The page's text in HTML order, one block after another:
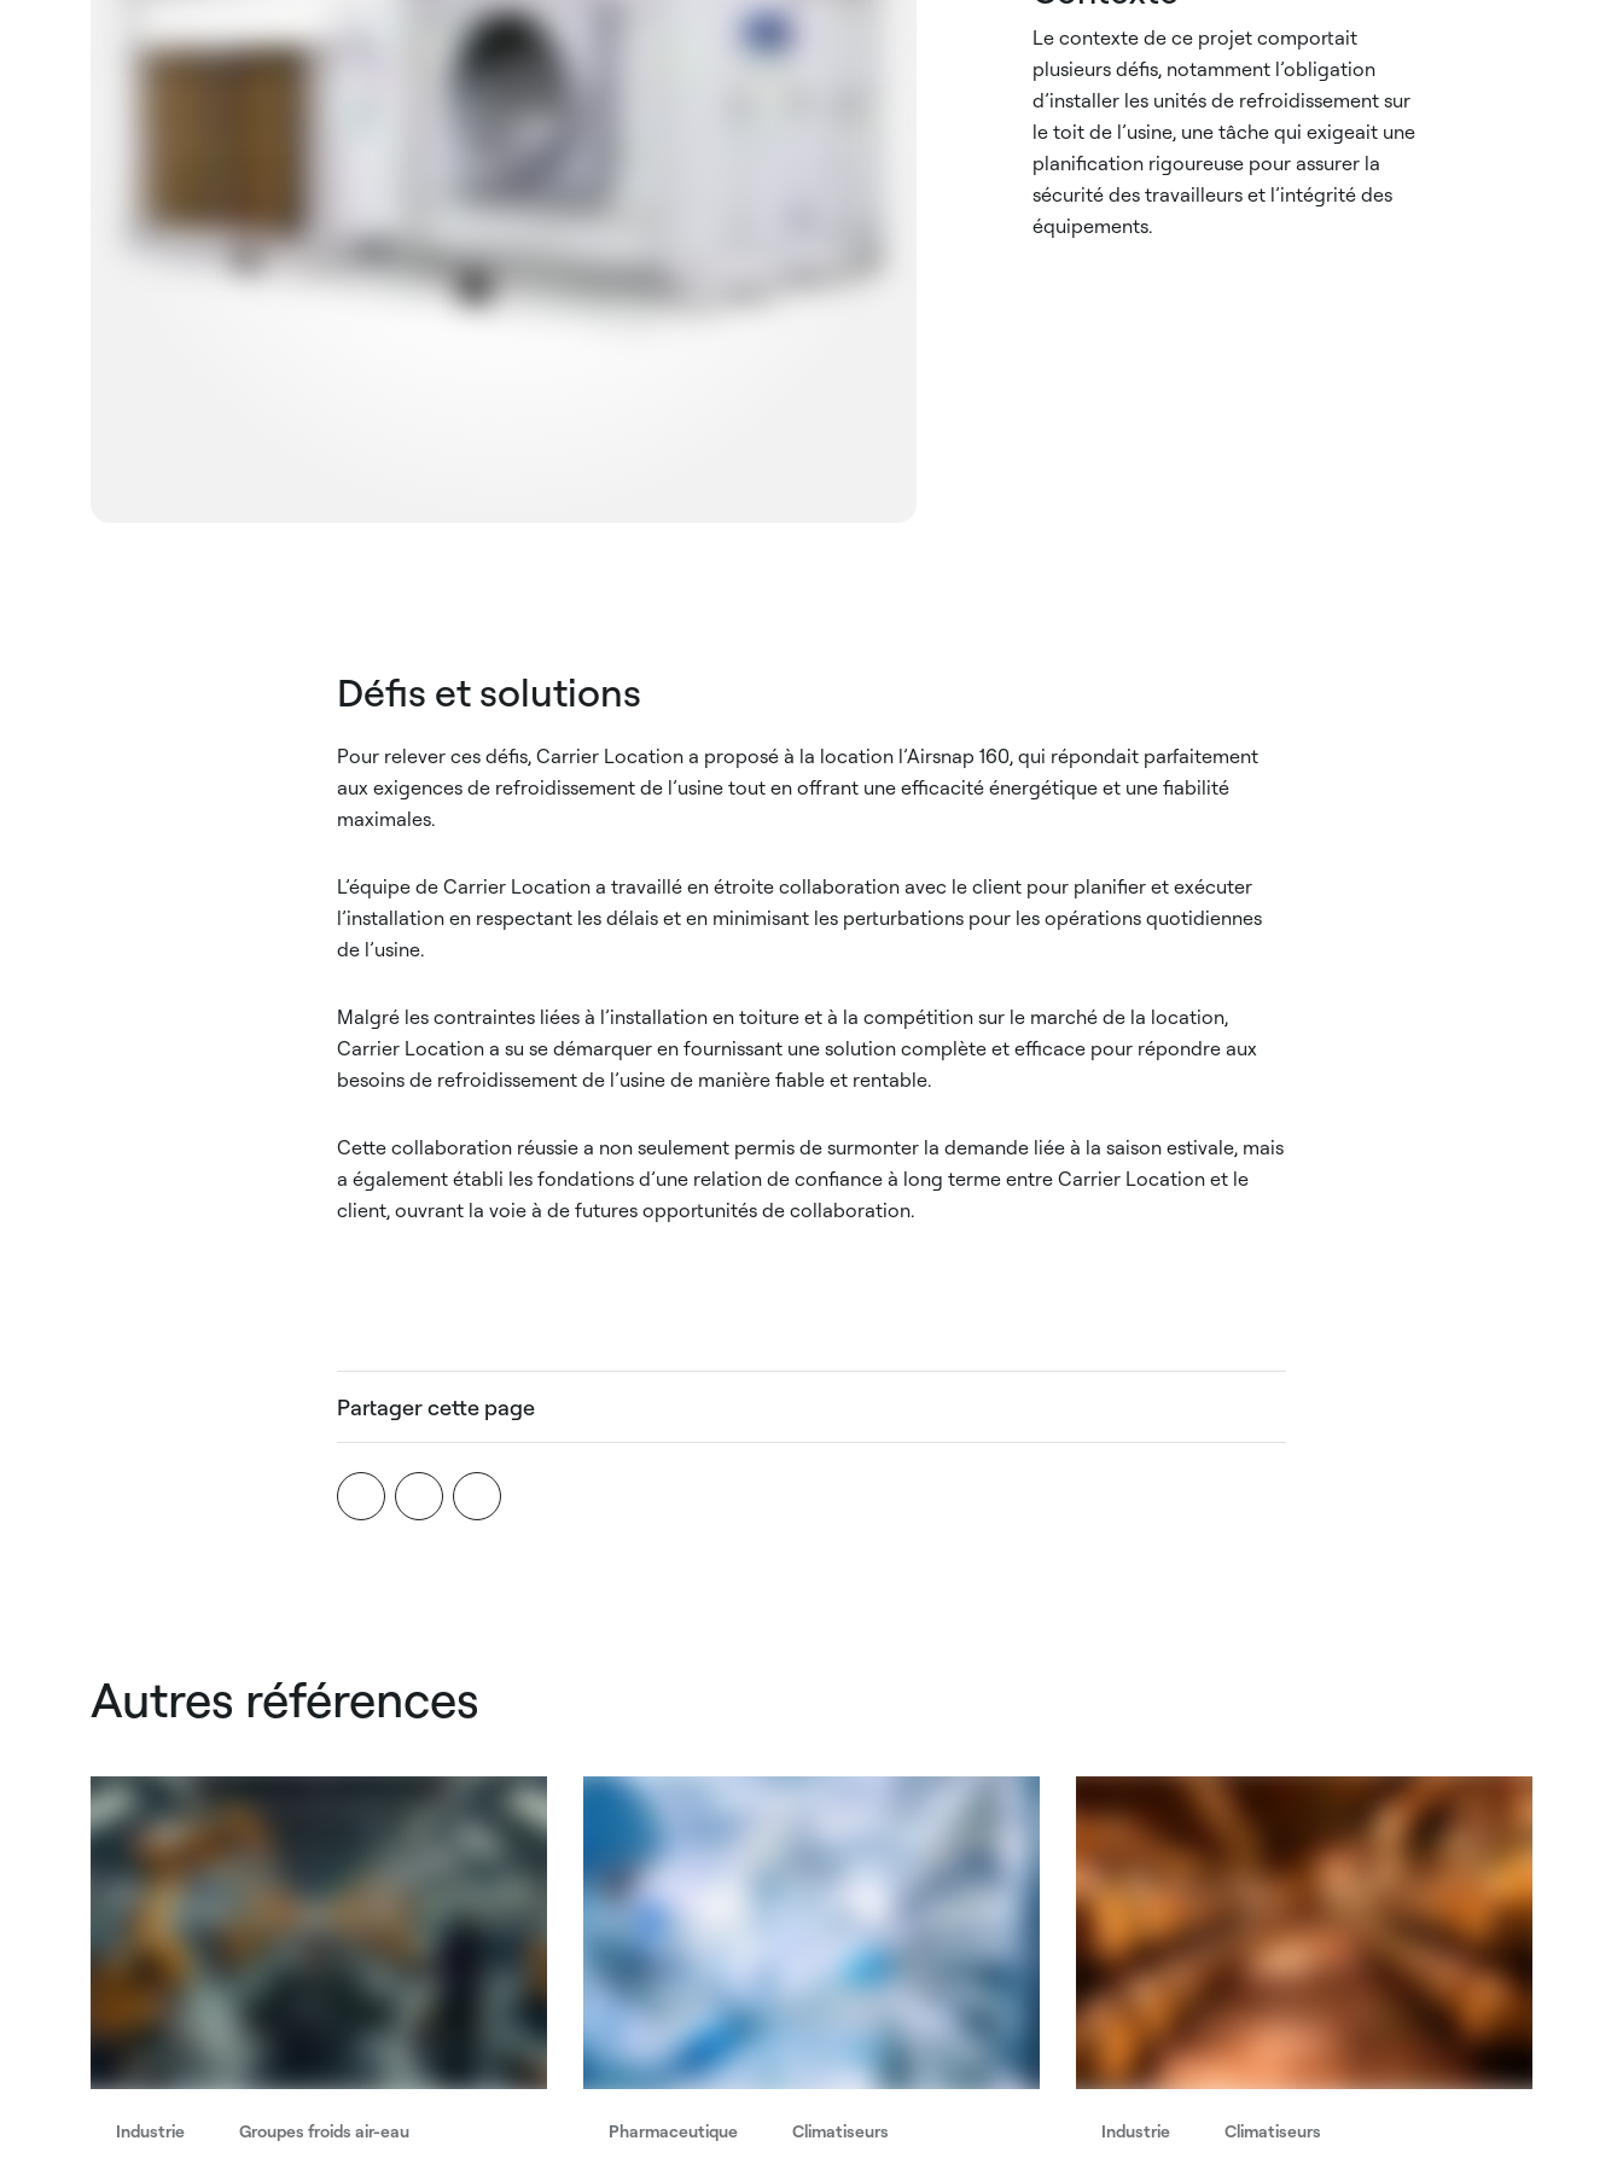
Le contexte de ce projet comportait
plusieurs défis, notamment l’obligation
d’installer les unités de refroidissement sur
le toit de l’usine, une tâche qui exigeait une
planification rigoureuse pour assurer la
sécurité des travailleurs et l’intégrité des
équipements.
Défis et solutions
Pour relever ces défis, Carrier Location a proposé à la location l’Airsnap 160, qui répondait parfaitement
aux exigences de refroidissement de l’usine tout en offrant une efficacité énergétique et une fiabilité
maximales.
L’équipe de Carrier Location a travaillé en étroite collaboration avec le client pour planifier et exécuter
l’installation en respectant les délais et en minimisant les perturbations pour les opérations quotidiennes
de l’usine.
Malgré les contraintes liées à l’installation en toiture et à la compétition sur le marché de la location,
Carrier Location a su se démarquer en fournissant une solution complète et efficace pour répondre aux
besoins de refroidissement de l’usine de manière fiable et rentable.
Cette collaboration réussie a non seulement permis de surmonter la demande liée à la saison estivale, mais
a également établi les fondations d’une relation de confiance à long terme entre Carrier Location et le
client, ouvrant la voie à de futures opportunités de collaboration.
Partager cette page
Autres références
Industrie Groupes froids air-eau Pharmaceutique Climatiseurs Industrie Climatiseurs